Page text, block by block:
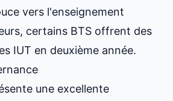
vers l'enseignement
certains BTS offrent des
IUT en deuxième année.
une excellente